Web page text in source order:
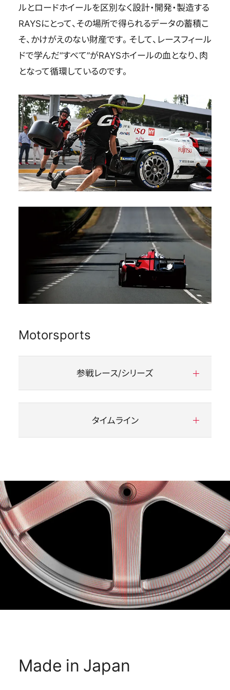
ルとロードホイールを区別なく設計・開発・製造する
RAYSにとって、その場所で得られるデータの蓄積こ
そ、かけがえのない財産です。そして、レースフィール
ドで学んだ“すべて”がRAYSホイールの血となり、肉
となって循環しているのです。
Motorsports
参戦レース/シリーズ
タイムライン
Made in Japan